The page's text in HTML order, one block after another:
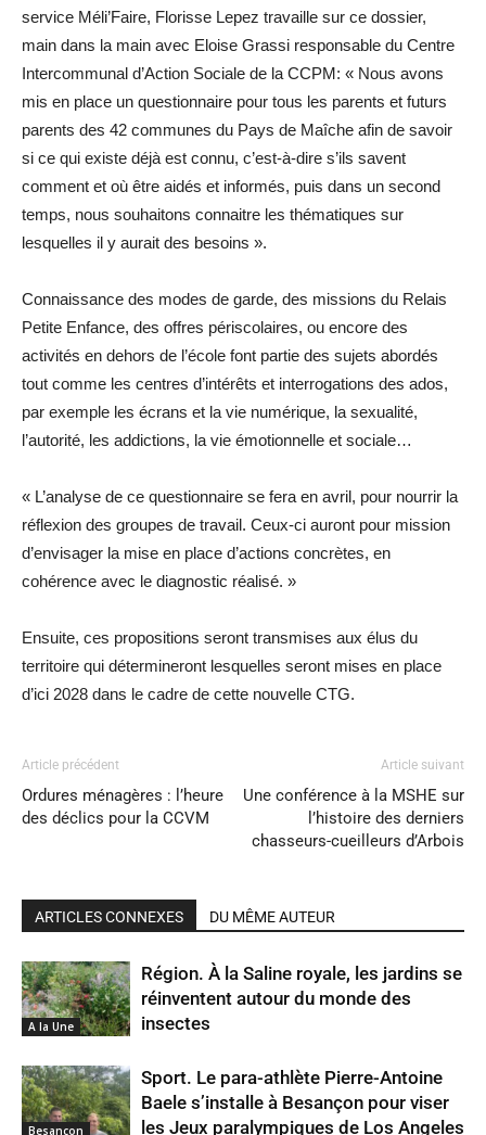
service Méli’Faire, Florisse Lepez travaille sur ce dossier,
main dans la main avec Eloise Grassi responsable du Centre
Intercommunal d’Action Sociale de la CCPM: « Nous avons
mis en place un questionnaire pour tous les parents et futurs
parents des 42 communes du Pays de Maîche afin de savoir
si ce qui existe déjà est connu, c’est-à-dire s’ils savent
comment et où être aidés et informés, puis dans un second
temps, nous souhaitons connaitre les thématiques sur
lesquelles il y aurait des besoins ».
Connaissance des modes de garde, des missions du Relais
Petite Enfance, des offres périscolaires, ou encore des
activités en dehors de l’école font partie des sujets abordés
tout comme les centres d’intérêts et interrogations des ados,
par exemple les écrans et la vie numérique, la sexualité,
l’autorité, les addictions, la vie émotionnelle et sociale…
« L’analyse de ce questionnaire se fera en avril, pour nourrir la
réflexion des groupes de travail. Ceux-ci auront pour mission
d’envisager la mise en place d’actions concrètes, en
cohérence avec le diagnostic réalisé. »
Ensuite, ces propositions seront transmises aux élus du
territoire qui détermineront lesquelles seront mises en place
d’ici 2028 dans le cadre de cette nouvelle CTG.
Article précédent
Ordures ménagères : l’heure
des déclics pour la CCVM
Article suivant
Une conférence à la MSHE sur
l’histoire des derniers
chasseurs-cueilleurs d’Arbois
ARTICLES CONNEXES DU MÊME AUTEUR
A la Une
Région. À la Saline royale, les jardins se
réinventent autour du monde des
insectes
Besançon
Sport. Le para-athlète Pierre-Antoine
Baele s’installe à Besançon pour viser
les Jeux paralympiques de Los Angeles